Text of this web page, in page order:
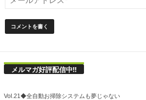
メルマガ好評配信中!!
Vol.21◆全自動お掃除システムも夢じゃない